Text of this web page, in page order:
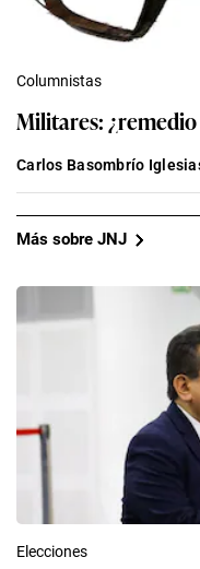
Columnistas
Militares:
Carlos Basombrío
Más sobre JNJ
Elecciones